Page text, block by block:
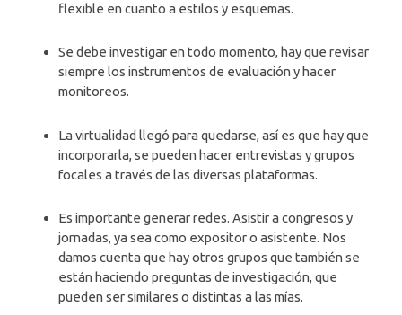
flexible en cuanto a estilos y esquemas.
Se debe investigar en todo momento, hay que revisar
siempre los instrumentos de evaluación y hacer
monitoreos.
La virtualidad llegó para quedarse, así es que hay que
incorporarla, se pueden hacer entrevistas y grupos
focales a través de las diversas plataformas.
Es importante generar redes. Asistir a congresos y
jornadas, ya sea como expositor o asistente. Nos
damos cuenta que hay otros grupos que también se
están haciendo preguntas de investigación, que
pueden ser similares o distintas a las mías.